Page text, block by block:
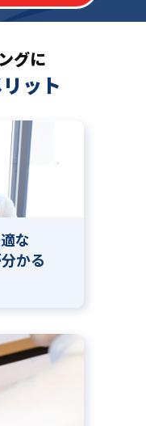
グに
ット
な
かる